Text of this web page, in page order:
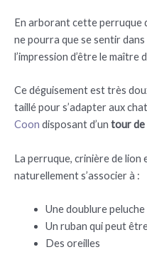
En arborant cette perruque
ne pourra que se sentir dans
l’impression d’être le maître
Ce déguisement est très
taillé pour s’adapter aux
Coon disposant d’un tour de
La perruque, crinière de
naturellement s’associer à :
Une doublure
Un ruban qui peut
Des oreilles